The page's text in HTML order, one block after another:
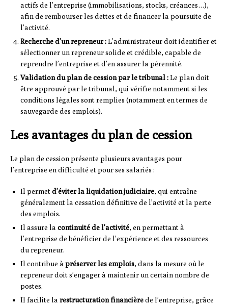
actifs de l’entreprise (immobilisations, stocks, créances…),
afin de rembourser les dettes et de financer la poursuite de
l’activité.
Recherche d’un repreneur :L’administrateur doit identifier et
sélectionner un repreneur solide et crédible, capable de
reprendre l’entreprise et d’en assurer la pérennité.
Validation du plan de cession par le tribunal :Le plan doit
être approuvé par le tribunal, qui vérifie notamment si les
conditions légales sont remplies (notamment en termes de
sauvegarde des emplois).
Les avantages du plan de cession
Le plan de cession présente plusieurs avantages pour
l’entreprise en difficulté et pour ses salariés :
Il permetd’éviter la liquidation judiciaire, qui entraîne
généralement la cessation définitive de l’activité et la perte
des emplois.
Il assure la continuité de l’activité, en permettant à
l’entreprise de bénéficier de l’expérience et des ressources
du repreneur.
Il contribue à préserver les emplois, dans la mesure où le
repreneur doit s’engager à maintenir un certain nombre de
postes.
Il facilite la restructuration financièrede l’entreprise, grâce